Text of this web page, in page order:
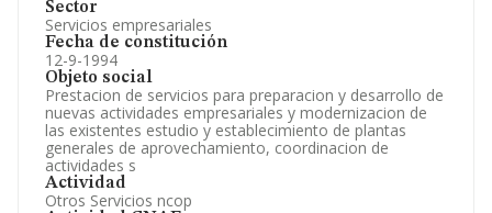
Sector
Servicios empresariales
Fecha de constitución
12-9-1994
Objeto social
Prestacion de servicios para preparacion y desarrollo de
nuevas actividades empresariales y modernizacion de
las existentes estudio y establecimiento de plantas
generales de aprovechamiento, coordinacion de
actividades s
Actividad
Otros Servicios ncop